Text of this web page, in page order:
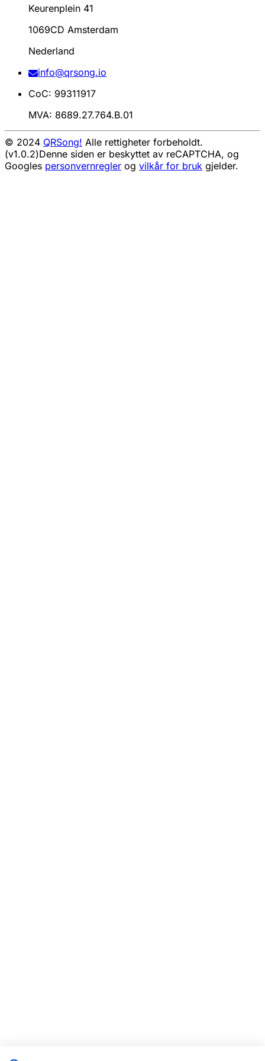
Keurenplein 41
1069CD Amsterdam
Nederland
info@qrsong.io
CoC: 99311917
MVA: 8689.27.764.B.01
© 2024 QRSong! Alle rettigheter forbeholdt.
(v1.0.2)Denne siden er beskyttet av reCAPTCHA, og
Googles personvernregler og vilkår for bruk gjelder.